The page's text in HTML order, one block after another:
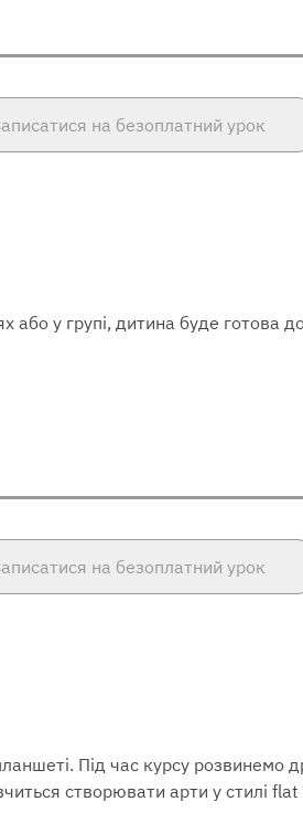
на безоплатний урок
або у групі, дитина буде
на безоплатний урок
Під час курсу розвинемо
створювати арти у стилі flat